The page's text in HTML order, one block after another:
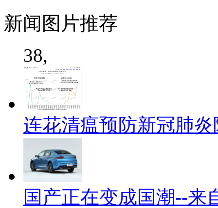
新闻 图片推荐
38,
连花清瘟预防新冠肺
国产正在变成国潮--来